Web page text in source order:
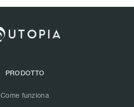
PRODOTTO
Come funziona